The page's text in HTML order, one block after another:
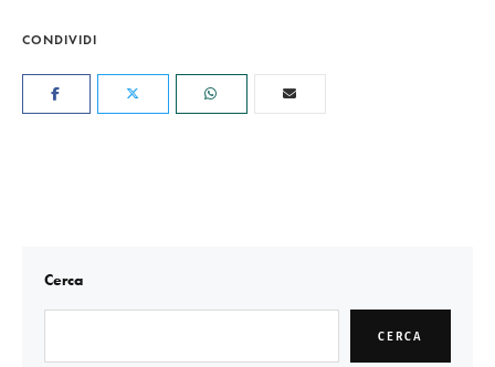
CONDIVIDI
Cerca
CERCA